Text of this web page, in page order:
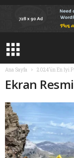
Ana Sayfa 2024’ün En İyi
Ekran